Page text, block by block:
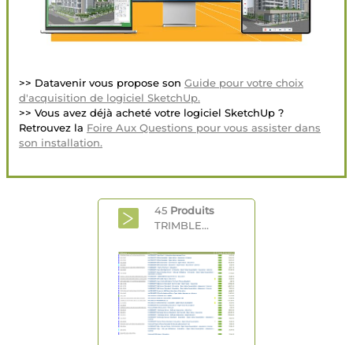
>> Datavenir vous propose son Guide pour votre choix
d'acquisition de logiciel SketchUp.
>> Vous avez déjà acheté votre logiciel SketchUp ?
Retrouvez la Foire Aux Questions pour vous assister dans
son installation.
45 Produits
TRIMBLE...